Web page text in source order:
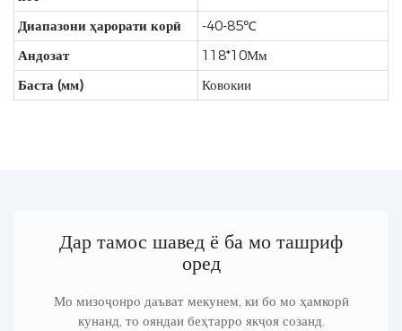
Диапазони ҳарорати корӣ
-40-85℃
Андозат
118*10Мм
Баста (мм)
Ковокии
Дар тамос шавед ё ба мо ташриф
оред
Мо мизоҷонро даъват мекунем, ки бо мо ҳамкорӣ
кунанд, то ояндаи беҳтарро якҷоя созанд.